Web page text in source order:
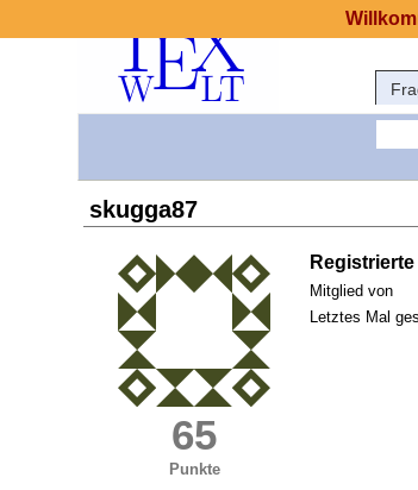
skugga87
65
Punkte
Mitglied von
Letztes Mal